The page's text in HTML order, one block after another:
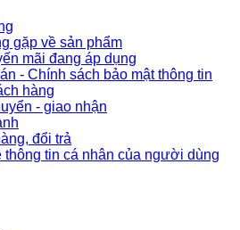
gặp về sản phẩm
mãi đang áp dụng
- Chính sách bảo mật thông tin
hàng
- giao nhận
đổi trả
thông tin cá nhân của người dùng